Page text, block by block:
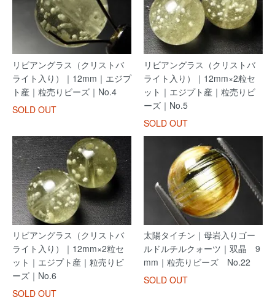
リビアングラス（クリストバ
ライト入り）｜12mm｜エジプ
ト産｜粒売りビーズ｜No.4
SOLD OUT
リビアングラス（クリストバ
ライト入り）｜12mm×2粒セ
ット｜エジプト産｜粒売りビ
ーズ｜No.5
SOLD OUT
リビアングラス（クリストバ
ライト入り）｜12mm×2粒セ
ット｜エジプト産｜粒売りビ
ーズ｜No.6
SOLD OUT
太陽タイチン｜母岩入りゴー
ルドルチルクォーツ｜双晶 9
mm｜粒売りビーズ No.22
SOLD OUT